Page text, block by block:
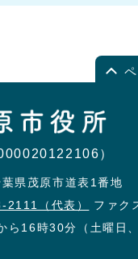
）
県茂原市道表1番地
（代表）
ファク
ら16時30分（土曜日